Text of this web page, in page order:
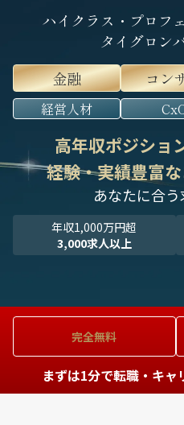
ハイクラス・プロフ
タイグロン
金融
コン
経営人材
高年収ポジショ
経験・実績豊富
あなたに合
年収1,000万円超
3,000求人以上
完全無料
まずは1分で転職・キ